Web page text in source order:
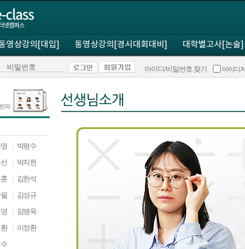
영상강의[대입] 동영상강의[경시대회대비] 대학별고사[논술]
아이디/비밀번호 찾기 아이디
박평수
박지현
김한석
김성규
임병욱
이정환